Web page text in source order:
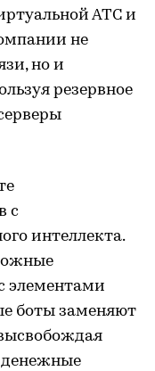
АТС и
не
но и
резервное
с
интеллекта.
элементами
боты заменяют
денежные